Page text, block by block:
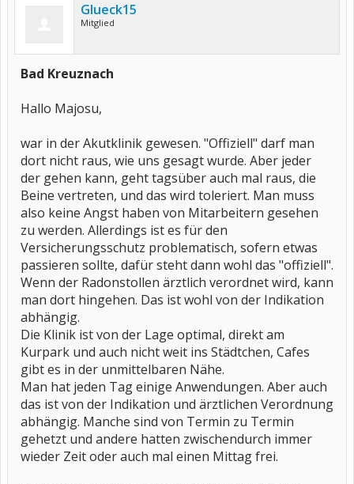
Glueck15
Mitglied
Bad Kreuznach
Hallo Majosu,
war in der Akutklinik gewesen. "Offiziell" darf man
dort nicht raus, wie uns gesagt wurde. Aber jeder
der gehen kann, geht tagsüber auch mal raus, die
Beine vertreten, und das wird toleriert. Man muss
also keine Angst haben von Mitarbeitern gesehen
zu werden. Allerdings ist es für den
Versicherungsschutz problematisch, sofern etwas
passieren sollte, dafür steht dann wohl das "offiziell".
Wenn der Radonstollen ärztlich verordnet wird, kann
man dort hingehen. Das ist wohl von der Indikation
abhängig.
Die Klinik ist von der Lage optimal, direkt am
Kurpark und auch nicht weit ins Städtchen, Cafes
gibt es in der unmittelbaren Nähe.
Man hat jeden Tag einige Anwendungen. Aber auch
das ist von der Indikation und ärztlichen Verordnung
abhängig. Manche sind von Termin zu Termin
gehetzt und andere hatten zwischendurch immer
wieder Zeit oder auch mal einen Mittag frei.